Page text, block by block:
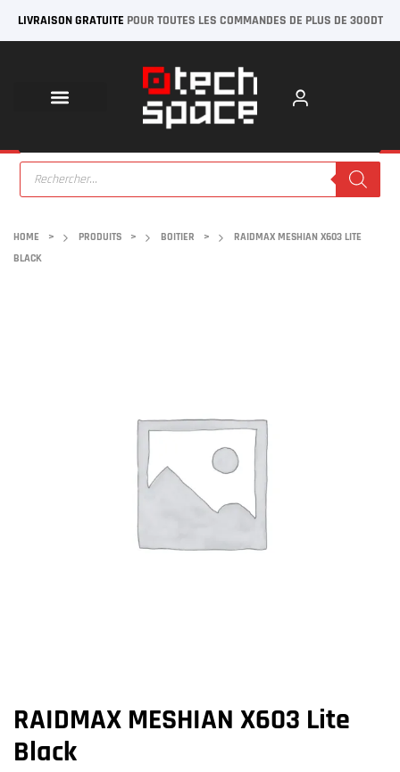
LIVRAISON GRATUITE POUR TOUTES LES COMMANDES DE PLUS DE 300DT
HOME > PRODUITS > BOITIER >
RAIDMAX MESHIAN X603 LITE
BLACK
RAIDMAX MESHIAN X603 Lite
Black